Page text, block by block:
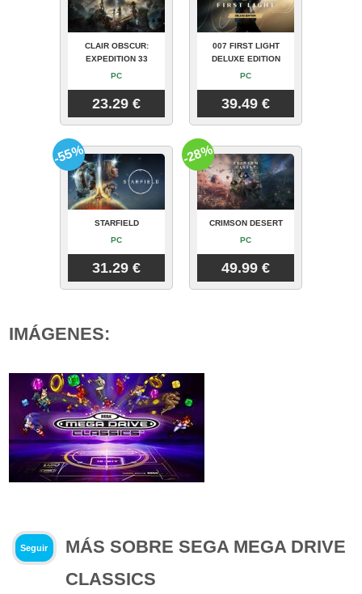
CLAIR OBSCUR:
EXPEDITION 33
PC
23.29 €
007 FIRST LIGHT
DELUXE EDITION
PC
39.49 €
STARFIELD
PC
31.29 €
-55%
CRIMSON DESERT
PC
49.99 €
-28%
IMÁGENES:
Seguir
MÁS SOBRE SEGA MEGA DRIVE
CLASSICS